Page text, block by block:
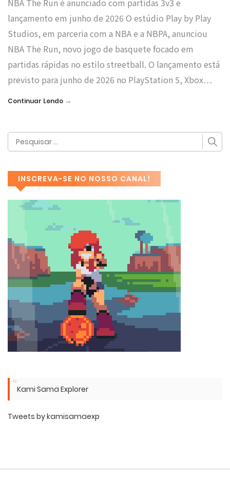
NBA The Run é anunciado com partidas 3v3 e
lançamento em junho de 2026 O estúdio Play by Play
Studios, em parceria com a NBA e a NBPA, anunciou
NBA The Run, novo jogo de basquete focado em
partidas rápidas no estilo streetball. O lançamento está
previsto para junho de 2026 no PlayStation 5, Xbox…
Continuar Lendo →
INSCREVA-SE NO NOSSO CANAL!
Kami Sama Explorer
Tweets by kamisamaexp